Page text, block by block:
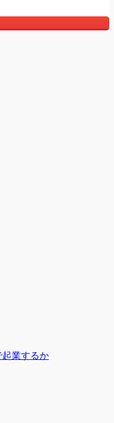
業するか